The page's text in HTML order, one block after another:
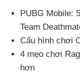
PUBG Mobile:
Team
Cấu hình chơi
4 mẹo chơi
hơn